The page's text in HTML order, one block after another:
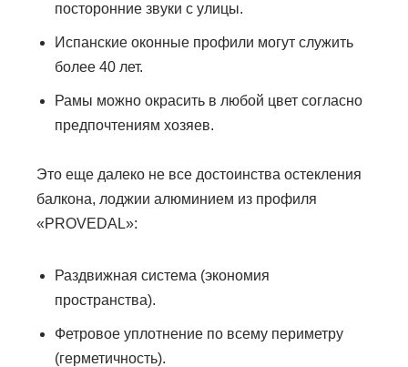
посторонние звуки с улицы.
Испанские оконные профили могут служить
более 40 лет.
Рамы можно окрасить в любой цвет согласно
предпочтениям хозяев.
Это еще далеко не все достоинства остекления
балкона, лоджии алюминием из профиля
«PROVEDAL»:
Раздвижная система (экономия
пространства).
Фетровое уплотнение по всему периметру
(герметичность).